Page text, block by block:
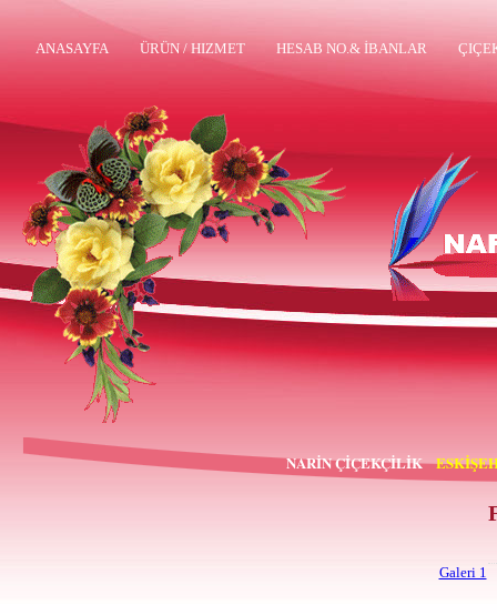
ANASAYFA ÜRÜN / HIZMET HESAB NO.& İBANLAR
NARİN ÇİÇEKÇİLİK
Galeri 1